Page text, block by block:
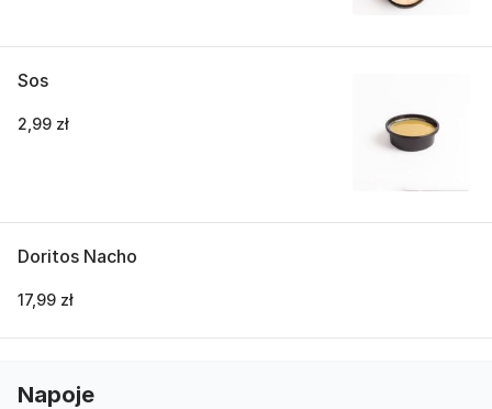
Sos
2,99 zł
Doritos Nacho
17,99 zł
Napoje